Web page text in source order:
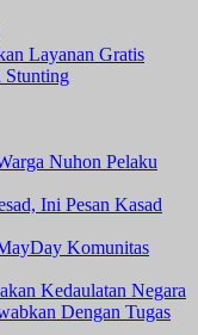
Layanan Gratis
Stunting
Nuhon Pelaku
Ini Pesan Kasad
Komunitas
Kedaulatan Negara
Dengan Tugas